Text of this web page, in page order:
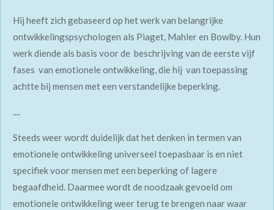
Hij heeft zich gebaseerd op het werk van belangrijke
ontwikkelingspsychologen als Piaget, Mahler en Bowlby. Hun
werk diende als basis voor de beschrijving van de eerste vijf
fases van emotionele ontwikkeling, die hij van toepassing
achtte bij mensen met een verstandelijke beperking.
....
Steeds weer wordt duidelijk dat het denken in termen van
emotionele ontwikkeling universeel toepasbaar is en niet
specifiek voor mensen met een beperking of lagere
begaafdheid. Daarmee wordt de noodzaak gevoeld om
emotionele ontwikkeling weer terug te brengen naar waar